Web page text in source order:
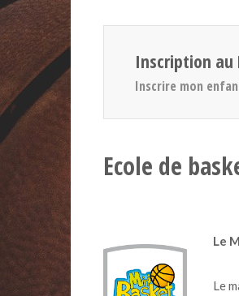
Inscription au
Inscrire mon
Ecole de
Le
Le